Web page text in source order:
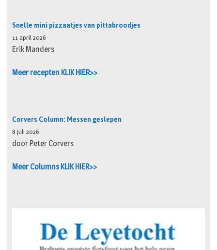
Snelle mini pizzaatjes van pittabroodjes
11 april 2026
Erik Manders
Meer recepten KLIK HIER>>
Corvers Column: Messen geslepen
8 juli 2026
door Peter Corvers
Meer Columns KLIK HIER>>